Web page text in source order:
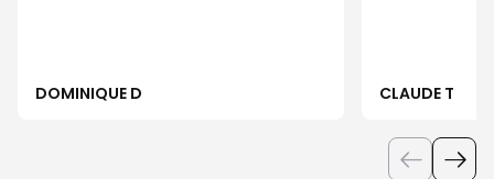
DOMINIQUE D CLAUDE T